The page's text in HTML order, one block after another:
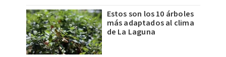
Estos son los 10 árboles
más adaptados al clima
de La Laguna